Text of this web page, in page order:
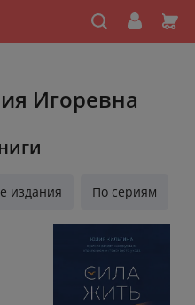
Игоревна
издания По сериям